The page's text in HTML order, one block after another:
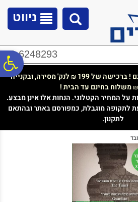
נגישות
ניווט
02-6248293
! ברכישה של 199 ₪ לנק' מסירה, ובקנייה
₪משלוח בחינם עד הבית !
על המחיר הקטלוגי. הנחות אלו אינן מבצע.
לתקופה מוגבלת, כמפורסם באתר ובהתאם
לתקנון.